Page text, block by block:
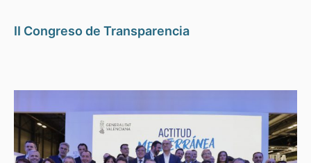
II Congreso de Transparencia